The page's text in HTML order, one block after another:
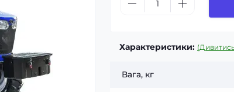
Характеристики:
Вага, кг